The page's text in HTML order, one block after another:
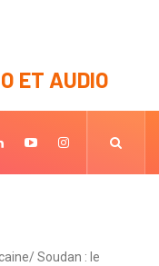
ET AUDIO
Soudan : le